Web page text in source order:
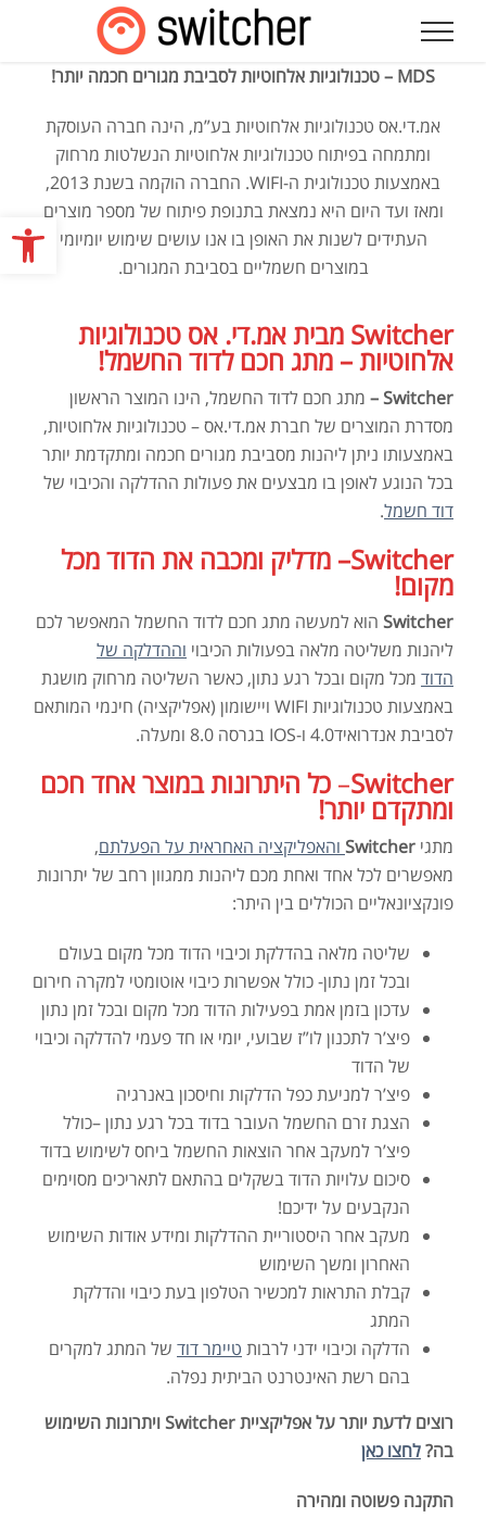
לתוכן
MDS – טכנולוגיות אלחוטיות לסביבת מגורים חכמה יותר!
אמ.די.אס טכנולוגיות אלחוטיות בע”מ, הינה חברה העוסקת
ומתמחה בפיתוח טכנולוגיות אלחוטיות הנשלטות מרחוק
באמצעות טכנולוגית ה-WIFI. החברה הוקמה בשנת 2013,
ומאז ועד היום היא נמצאת בתנופת פיתוח של מספר מוצרים
העתידים לשנות את האופן בו אנו עושים שימוש יומיומי
במוצרים חשמליים בסביבת המגורים.
Switcher מבית אמ.די. אס טכנולוגיות
אלחוטיות – מתג חכם לדוד החשמל!
Switcher
– מתג חכם לדוד החשמל, הינו המוצר הראשון
מסדרת המוצרים של חברת אמ.די.אס – טכנולוגיות אלחוטיות,
באמצעותו ניתן ליהנות מסביבת מגורים חכמה ומתקדמת יותר
בכל הנוגע לאופן בו מבצעים את פעולות ההדלקה והכיבוי של
דוד חשמל.
Switcher– מדליק ומכבה את הדוד מכל
מקום!
Switcher הוא למעשה מתג חכם לדוד החשמל המאפשר לכם
ליהנות משליטה מלאה בפעולות הכיבוי וההדלקה של
הדוד מכל מקום ובכל רגע נתון, כאשר השליטה מרחוק מושגת
באמצעות טכנולוגיות WIFI ויישומון (אפליקציה) חינמי המותאם
לסביבת אנדרואיד4.0 ו-IOS בגרסה 8.0 ומעלה.
Switcher
– כל היתרונות במוצר אחד חכם
ומתקדם יותר!
מתגי Switcher והאפליקציה האחראית על הפעלתם,
מאפשרים לכל אחד ואחת מכם ליהנות ממגוון רחב של יתרונות
פונקציונאליים הכוללים בין היתר:
שליטה מלאה בהדלקת וכיבוי הדוד מכל מקום בעולם
ובכל זמן נתון- כולל אפשרות כיבוי אוטומטי למקרה חירום
עדכון בזמן אמת בפעילות הדוד מכל מקום ובכל זמן נתון
פיצ’ר לתכנון לו”ז שבועי, יומי או חד פעמי להדלקה וכיבוי
של הדוד
פיצ’ר למניעת כפל הדלקות וחיסכון באנרגיה
הצגת זרם החשמל העובר בדוד בכל רגע נתון –כולל
פיצ’ר למעקב אחר הוצאות החשמל ביחס לשימוש בדוד
סיכום עלויות הדוד בשקלים בהתאם לתאריכים מסוימים
הנקבעים על ידיכם!
מעקב אחר היסטוריית ההדלקות ומידע אודות השימוש
האחרון ומשך השימוש
קבלת התראות למכשיר הטלפון בעת כיבוי והדלקת
המתג
הדלקה וכיבוי ידני לרבות טיימר דוד של המתג למקרים
בהם רשת האינטרנט הביתית נפלה.
רוצים לדעת יותר על אפליקציית Switcher ויתרונות השימוש
בה?לחצו כאן
התקנה פשוטה ומהירה